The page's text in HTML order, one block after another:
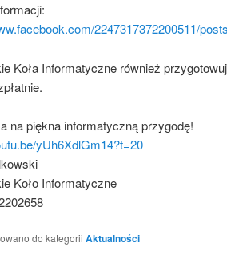
2247317372200511/
Koła Informatyczne również
na piękna informatyczną przygodę!
yUh6XdlGm14?t=20
Koło Informatyczne
do kategorii Aktualności